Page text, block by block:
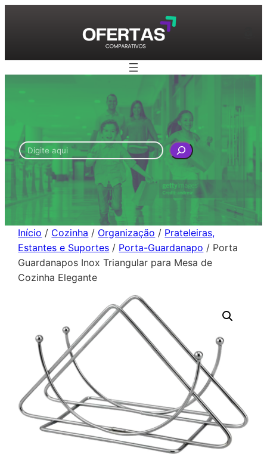
conteúdo
Pesquisar
Início / Cozinha / Organização / Prateleiras,
Estantes e Suportes / Porta-Guardanapo / Porta
Guardanapos Inox Triangular para Mesa de
Cozinha Elegante